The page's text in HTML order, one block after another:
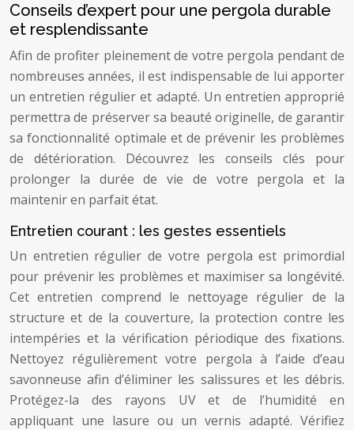
Conseils d’expert pour une pergola durable
et resplendissante
Afin de profiter pleinement de votre pergola pendant de
nombreuses années, il est indispensable de lui apporter
un entretien régulier et adapté. Un entretien approprié
permettra de préserver sa beauté originelle, de garantir
sa fonctionnalité optimale et de prévenir les problèmes
de détérioration. Découvrez les conseils clés pour
prolonger la durée de vie de votre pergola et la
maintenir en parfait état.
Entretien courant : les gestes essentiels
Un entretien régulier de votre pergola est primordial
pour prévenir les problèmes et maximiser sa longévité.
Cet entretien comprend le nettoyage régulier de la
structure et de la couverture, la protection contre les
intempéries et la vérification périodique des fixations.
Nettoyez régulièrement votre pergola à l’aide d’eau
savonneuse afin d’éliminer les salissures et les débris.
Protégez-la des rayons UV et de l’humidité en
appliquant une lasure ou un vernis adapté. Vérifiez